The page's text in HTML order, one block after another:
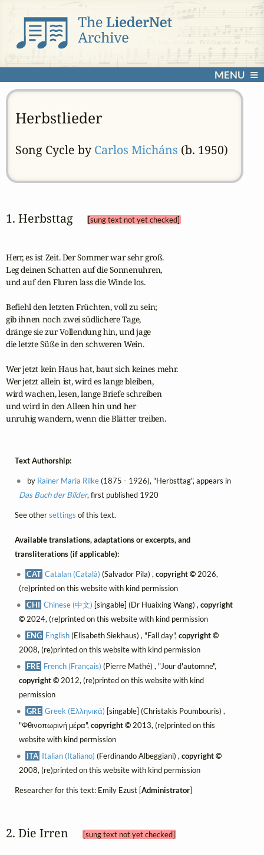
MENU
Herbstlieder
Song Cycle by Carlos Micháns (b. 1950)
1. Herbsttag [sung text not yet checked]
Herr, es ist Zeit. Der Sommer war sehr groß.
Leg deinen Schatten auf die Sonnenuhren,
und auf den Fluren lass die Winde los.
Befiehl den letzten Früchten, voll zu sein;
gib ihnen noch zwei südlichere Tage,
dränge sie zur Vollendung hin, und jage
die letzte Süße in den schweren Wein.
Wer jetzt kein Haus hat, baut sich keines mehr.
Wer jetzt allein ist, wird es lange bleiben,
wird wachen, lesen, lange Briefe schreiben
und wird in den Alleen hin und her
unruhig wandern, wenn die Blätter treiben.
Text Authorship:
by Rainer Maria Rilke(1875 - 1926), "Herbsttag", appears in
Das Buch der Bilder, first published 1920
See othersettings of this text.
Available translations, adaptations or excerpts, and
transliterations (if applicable):
CAT Catalan (Català) (Salvador Pila) ,copyright © 2026,
(re)printed on this website with kind permission
CHI Chinese (中文) [singable] (Dr Huaixing Wang) ,copyright
©2024, (re)printed on this website with kind permission
ENG English(Elisabeth Siekhaus) , "Fall day",copyright ©
2008, (re)printed on this website with kind permission
FRE French (Français) (Pierre Mathé) , "Jour d'automne",
copyright ©2012, (re)printed on this website with kind
permission
GRE Greek (Ελληνικά) [singable] (Christakis Poumbouris) ,
"Φθινοπωρινή μέρα",copyright ©2013, (re)printed on this
website with kind permission
ITA Italian (Italiano) (Ferdinando Albeggiani) ,copyright ©
2008, (re)printed on this website with kind permission
Researcher for this text: Emily Ezust [Administrator]
2. Die Irren [sung text not yet checked]